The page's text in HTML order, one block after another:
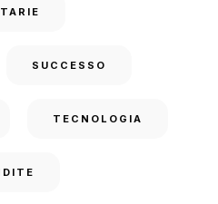
SUCCESSO
TECNOLOGIA